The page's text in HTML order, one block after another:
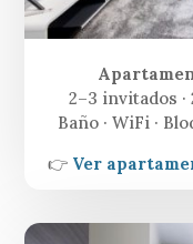
2–3 invitados ·
Baño · WiFi ·
👉 Ver